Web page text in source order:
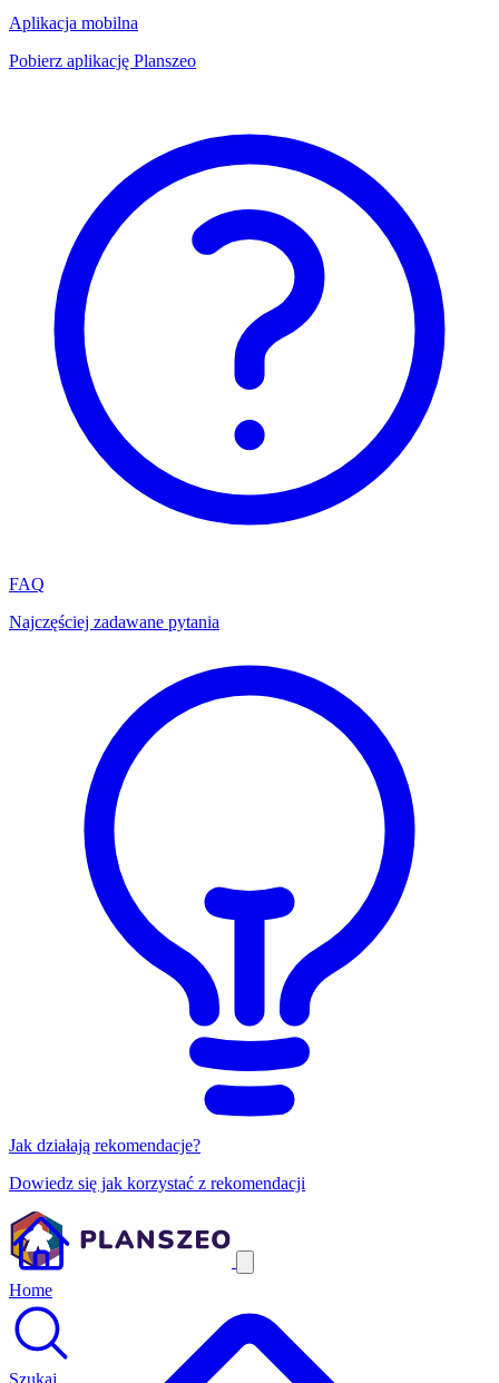
Aplikacja mobilna
Pobierz aplikację Planszeo
FAQ
Najczęściej zadawane pytania
Jak działają rekomendacje?
Dowiedz się jak korzystać z rekomendacji
Home
Szukaj